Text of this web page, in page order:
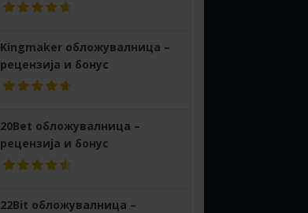
Kingmaker обложувалница –
рецензија и бонус
20Bet обложувалница –
рецензија и бонус
22Bit обложувалница –